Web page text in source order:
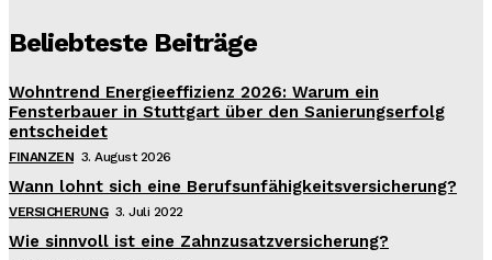
Beliebteste Beiträge
Wohntrend Energieeffizienz 2026: Warum ein
Fensterbauer in Stuttgart über den Sanierungserfolg
entscheidet
FINANZEN 3. August 2026
Wann lohnt sich eine Berufsunfähigkeitsversicherung?
VERSICHERUNG 3. Juli 2022
Wie sinnvoll ist eine Zahnzusatzversicherung?